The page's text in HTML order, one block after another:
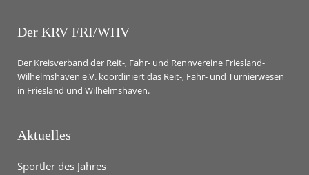
Der KRV FRI/WHV
Der Kreisverband der Reit-, Fahr- und Rennvereine Friesland-
Wilhelmshaven e.V. koordiniert das Reit-, Fahr- und Turnierwesen
in Friesland und Wilhelmshaven.
Aktuelles
Sportler des Jahres